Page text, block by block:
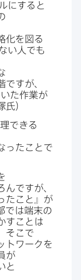
に​すると​
化を​図る​
い​人でも​
すが、​
た​作業が​
）
できる​
った​ことで​
んですが、​
た​こと』が​
では​端末の​
す​ことは​
そこで​
トワークを​
が​
と​